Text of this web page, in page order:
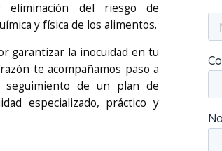
eliminación del riesgo de
y física de los alimentos.
garantizar la inocuidad en tu
te acompañamos paso a
de un plan de
especializado, práctico y